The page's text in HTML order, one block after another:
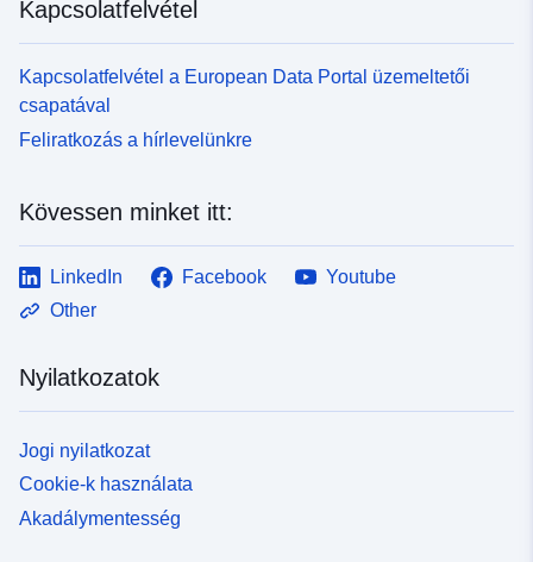
Kapcsolatfelvétel
Kapcsolatfelvétel a European Data Portal üzemeltetői
csapatával
Feliratkozás a hírlevelünkre
Kövessen minket itt:
LinkedIn Facebook
Youtube
Other
Nyilatkozatok
Jogi nyilatkozat
Cookie-k használata
Akadálymentesség